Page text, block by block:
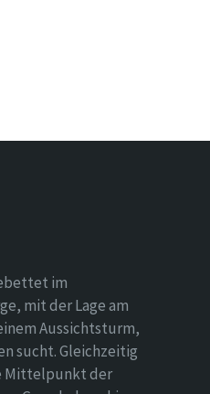
im
mit der Lage am
Aussichtsturm,
sucht. Gleichzeitig
Mittelpunkt der